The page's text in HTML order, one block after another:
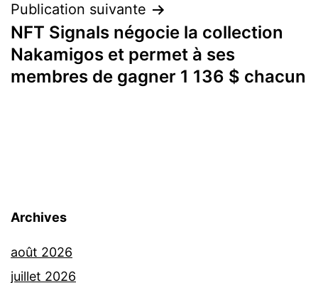
Publication suivante
NFT Signals négocie la collection
Nakamigos et permet à ses
membres de gagner 1 136 $ chacun
Archives
août 2026
juillet 2026